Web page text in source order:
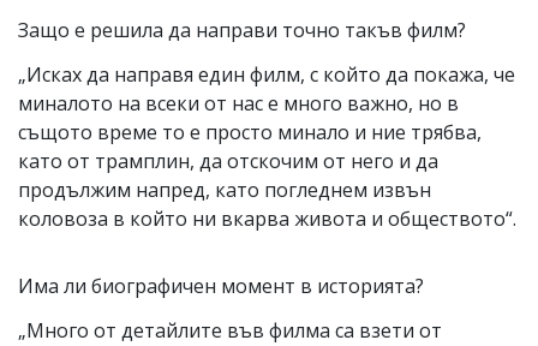
Защо е решила да направи точно такъв филм?
„Исках да направя един филм, с който да покажа, че
миналото на всеки от нас е много важно, но в
същото време то е просто минало и ние трябва,
като от трамплин, да отскочим от него и да
продължим напред, като погледнем извън
коловоза в който ни вкарва живота и обществото“.
Има ли биографичен момент в историята?
„Много от детайлите във филма са взети от